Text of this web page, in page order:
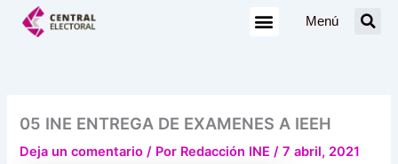
Menú
05 INE ENTREGA DE EXAMENES A IEEH
Deja un comentario / Por Redacción INE/7 abril, 2021